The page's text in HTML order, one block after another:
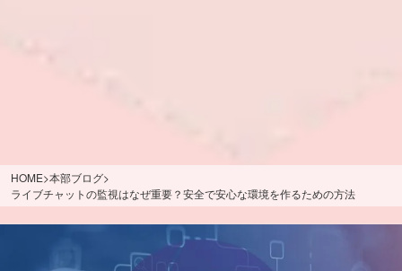
HOME>本部ブログ>
ライブチャットの監視はなぜ重要？安全で安心な環境を作るための方法